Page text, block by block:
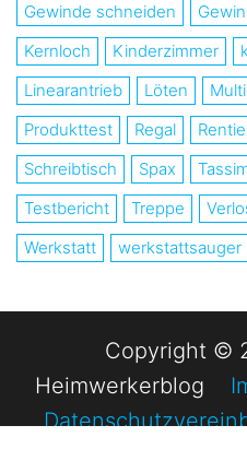
Gewinde schneiden
Kernloch
Kinderzimmer
Linearantrieb
Löten
Produkttest
Regal
Schreibtisch
Spax
Testbericht
Treppe
Werkstatt
werkstattsauger
Copyright ©
Heimwerkerblog